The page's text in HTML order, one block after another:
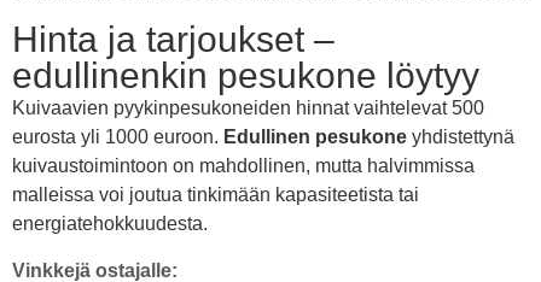
Hinta ja tarjoukset –
edullinenkin pesukone löytyy
Kuivaavien pyykinpesukoneiden hinnat vaihtelevat 500
eurosta yli 1000 euroon. Edullinen pesukone yhdistettynä
kuivaustoimintoon on mahdollinen, mutta halvimmissa
malleissa voi joutua tinkimään kapasiteetista tai
energiatehokkuudesta.
Vinkkejä ostajalle: